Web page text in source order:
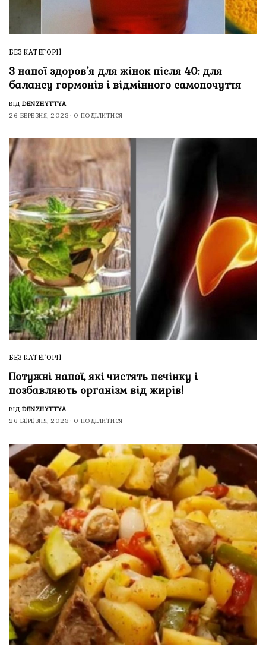
БЕЗ КАТЕГОРІЇ
3 напої здоров’я для жінок після 40: для
балансу гормонів і відмінного самопочуття
ВІД DENZHYTTYA
26 БЕРЕЗНЯ, 2023
0 ПОДІЛИТИСЯ
БЕЗ КАТЕГОРІЇ
Потужні напої, які чистять печінку і
позбавляють організм від жирів!
ВІД DENZHYTTYA
26 БЕРЕЗНЯ, 2023
0 ПОДІЛИТИСЯ